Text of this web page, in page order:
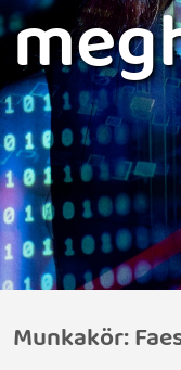
Munkakör: